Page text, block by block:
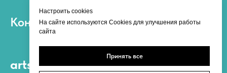
Настроить cookies
На сайте используются Cookies для улучшения работы
сайта
Принять все
Контакты
artspace@pleinair-russia.ru